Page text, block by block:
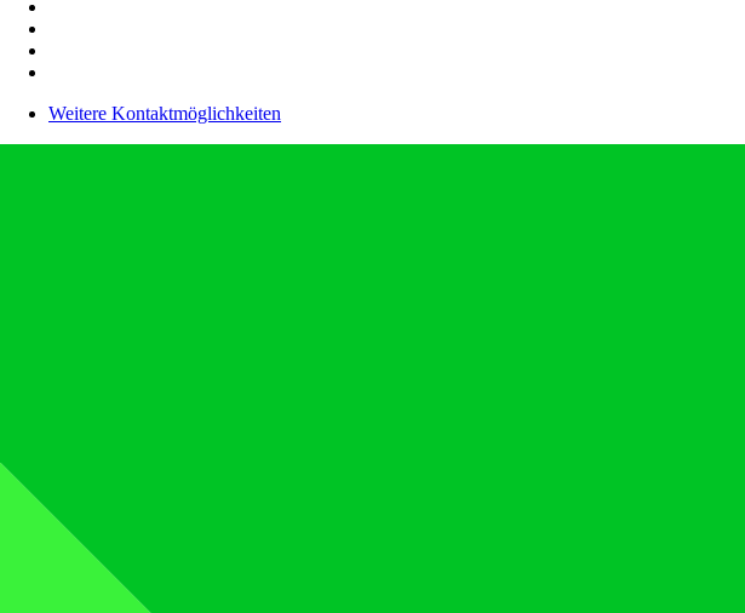
Weitere Kontaktmöglichkeiten